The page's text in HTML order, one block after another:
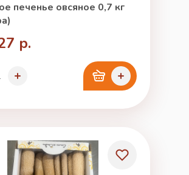
печенье овсяное 0,7 кг
р.